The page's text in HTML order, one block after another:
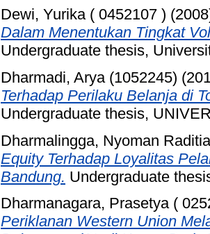
Dewi, Yurika ( 0452107 )
Dalam Menentukan Tingkat
Undergraduate thesis,
Dharmadi, Arya (1052245)
Terhadap Perilaku Belanja di
Undergraduate thesis,
Dharmalingga, Nyoman
Equity Terhadap Loyalitas
Bandung. Undergraduate
Dharmanagara, Prasetya (
Periklanan Western Union